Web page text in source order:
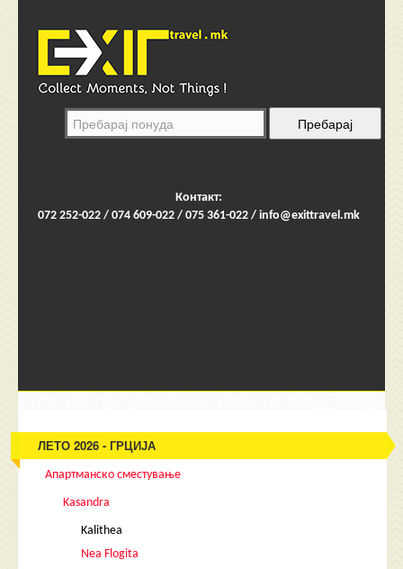
Контакт:
072 252-022 / 074 609-022 / 075 361-022 / info@exittravel.mk
ЛЕТО 2026 - ГРЦИЈА
Апартманско сместување
Kasandra
Kalithea
Nea Flogita